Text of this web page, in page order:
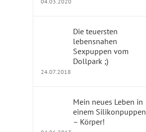
Die teuersten
lebensnahen
Sexpuppen vom
Dollpark ;)
24.07.2018
Mein neues Leben in
einem Silikonpuppen
– Körper!